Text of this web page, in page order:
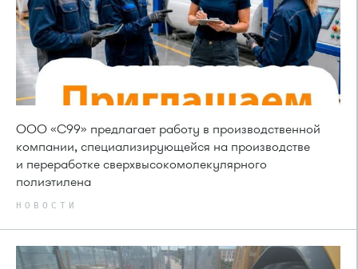
ООО «С99» предлагает работу в производственной
компании, специализирующейся на производстве
и переработке сверхвысокомолекулярного
полиэтилена
НОВОСТИ